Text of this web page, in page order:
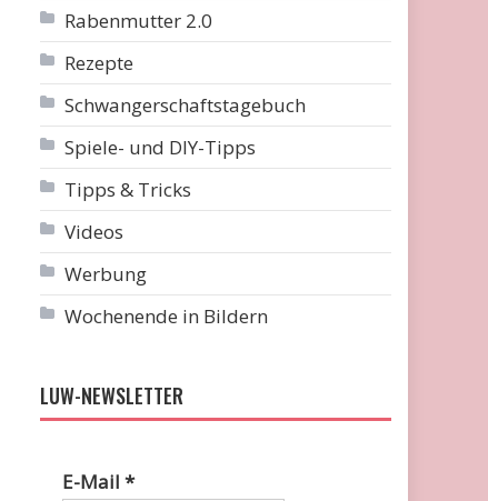
Rabenmutter 2.0
Rezepte
Schwangerschaftstagebuch
Spiele- und DIY-Tipps
Tipps & Tricks
Videos
Werbung
Wochenende in Bildern
LUW-NEWSLETTER
E-Mail*